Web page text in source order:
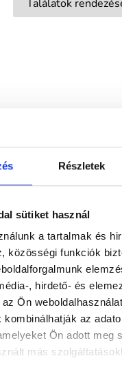
Részletek
sütiket használ
a tartalmak és
közösségi funkciók
, hirdető- és
Ön
kombinálhatják az
Ön adott meg
más